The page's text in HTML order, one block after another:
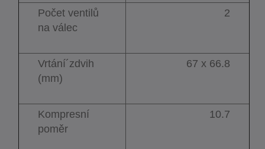
Počet ventilů
na válec
2
Vrtání´zdvih
(mm)
67 x 66.8
Kompresní
poměr
10.7